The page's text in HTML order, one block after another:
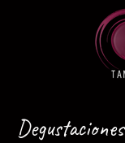
Degustaciones